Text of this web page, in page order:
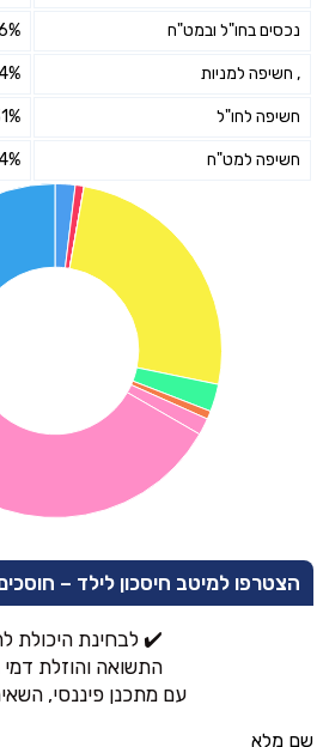
נכסים בחו"ל ובמט"ח
, חשיפה למניות
חשיפה לחו"ל
חשיפה למט"ח
הצטרפו למיטב חיסכון לילד –
✔️ לבחינת היכולת
התשואה והוזלת דמי
עם מתכנן פיננסי,
שם מלא